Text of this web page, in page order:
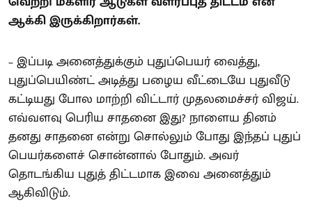
ஆக்கி இருக்கிறார்கள்.
– இப்படி அனைத்துக்கும் புதுப்பெயர் வைத்து,
புதுப்பெயிண்ட் அடித்து பழைய வீட்டையே புதுவீடு
கட்டியது போல மாற்றி விட்டார் முதலமைச்சர் விஜய்.
எவ்வளவு பெரிய சாதனை இது? நாளைய தினம்
தனது சாதனை என்று சொல்லும் போது இந்தப் புதுப்
பெயர்களைச் சொன்னால் போதும். அவர்
தொடங்கிய புதுத் திட்டமாக இவை அனைத்தும்
ஆகிவிடும்.